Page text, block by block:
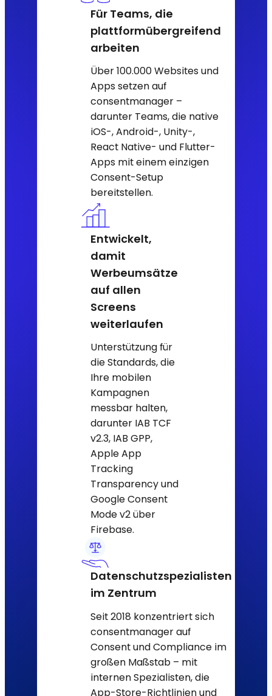
Für Teams, die
plattformübergreifend
arbeiten
Über 100.000 Websites und
Apps setzen auf
consentmanager –
darunter Teams, die native
iOS-, Android-, Unity-,
React Native- und Flutter-
Apps mit einem einzigen
Consent-Setup
bereitstellen.
Entwickelt,
damit
Werbeumsätze
auf allen
Screens
weiterlaufen
Unterstützung für
die Standards, die
Ihre mobilen
Kampagnen
messbar halten,
darunter IAB TCF
v2.3, IAB GPP,
Apple App
Tracking
Transparency und
Google Consent
Mode v2 über
Firebase.
Datenschutzspezialisten
im Zentrum
Seit 2018 konzentriert sich
consentmanager auf
Consent und Compliance im
großen Maßstab – mit
internen Spezialisten, die
App-Store-Richtlinien und